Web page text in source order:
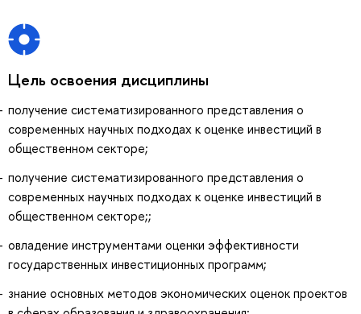
Цель освоения дисциплины
получение систематизированного представления о
современных научных подходах к оценке инвестиций в
общественном секторе;
получение систематизированного представления о
современных научных подходах к оценке инвестиций в
общественном секторе;;
овладение инструментами оценки эффективности
государственных инвестиционных программ;
знание основных методов экономических оценок проектов